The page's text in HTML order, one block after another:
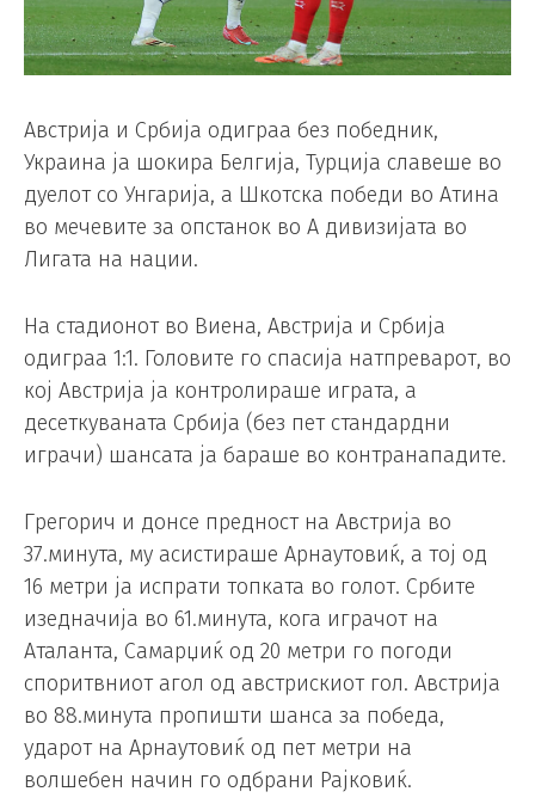
Австрија и Србија одиграа без победник,
Украина ја шокира Белгија, Турција славеше во
дуелот со Унгарија, а Шкотска победи во Атина
во мечевите за опстанок во А дивизијата во
Лигата на нации.
На стадионот во Виена, Австрија и Србија
одиграа 1:1. Головите го спасија натпреварот, во
кој Австрија ја контролираше играта, а
десеткуваната Србија (без пет стандардни
играчи) шансата ја бараше во контранападите.
Грегорич и донсе предност на Австрија во
37.минута, му асистираше Арнаутовиќ, а тој од
16 метри ја испрати топката во голот. Србите
изедначија во 61.минута, кога играчот на
Аталанта, Самарџиќ од 20 метри го погоди
споритвниот агол од австрискиот гол. Австрија
во 88.минута пропишти шанса за победа,
ударот на Арнаутовиќ од пет метри на
волшебен начин го одбрани Рајковиќ.